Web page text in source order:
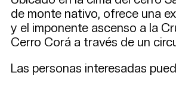
de monte nativo, ofrece una
y el imponente ascenso a la
Cerro Corá a través de un
Las personas interesadas